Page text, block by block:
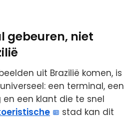
gebeuren, niet
uit Brazilië komen, is
een terminal, een
een klant die te snel
stad kan dit